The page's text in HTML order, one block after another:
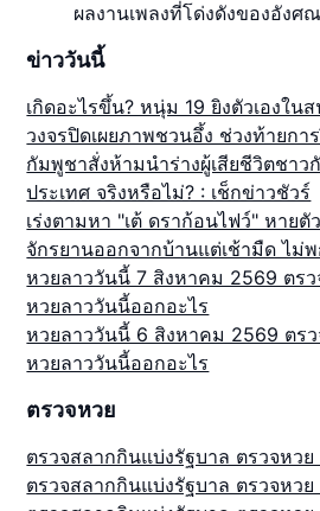
ผลงานเพลงที่โด่งดังของอังศ
ข่าววันนี้
เกิดอะไรขึ้น? หนุ่ม 19 ยิงตัวเองใน
วงจรปิดเผยภาพชวนอึ้ง ช่วงท้ายกา
กัมพูชาสั่งห้ามนำร่างผู้เสียชีวิตชาว
ประเทศ จริงหรือไม่? : เช็กข่าวชัวร์
เร่งตามหา "เต้ ดราก้อนไฟว์" หาย
จักรยานออกจากบ้านแต่เช้ามืด ไม่
หวยลาววันนี้ 7 สิงหาคม 2569 ตร
หวยลาววันนี้ออกอะไร
หวยลาววันนี้ 6 สิงหาคม 2569 ตร
หวยลาววันนี้ออกอะไร
ตรวจหวย
ตรวจสลากกินแบ่งรัฐบาล ตรวจหว
ตรวจสลากกินแบ่งรัฐบาล ตรวจหว